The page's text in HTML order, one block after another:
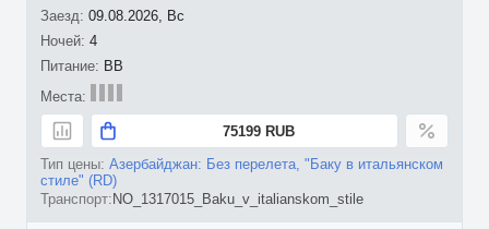
09.08.2026, Вс
4
BB
75199 RUB
Азербайджан: Без перелета, "Баку в итальянском
стиле" (RD)
NO_1317015_Baku_v_italianskom_stile